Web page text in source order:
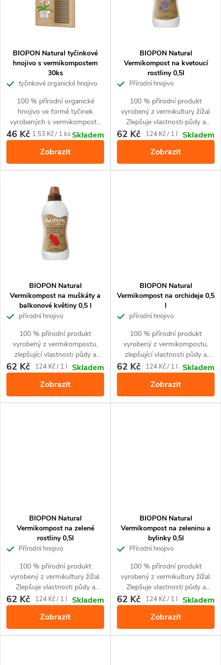
p
o
u
k
p
r
d
u
k
BIOPON Natural tyčinkové
hnojivo s vermikompostem
30ks
tyčinkové organické hnojivo
100 % přírodní organické
hnojivo ve formě tyčinek
vyrobených s vermikompostu
pro všechny typy domácích a
balkonových rostlin. Pro
optimální růst a zdravý krásný
vzhled. Jednoduché a pohodlné
hnojení.
46 Kč Měrná
1,53 Kč / 1 ksSkladem
Zobrazit
BIOPON Natural
Vermikompost na kvetoucí
rostliny 0,5l
Přírodní hnojivo
100 % přírodní produkt
vyrobený z vermikultury žížal.
Zlepšuje vlastnosti půdy a
obohacuje půdu o živiny.
Zajišťuje krásný vzhled
kvetoucích rostlin. Pro všechny
druhy okrasných kvetoucích
rostlin.
62 Kč
Měrná
124 Kč / 1 l
Skladem
Zobrazit
BIOPON Natural
Vermikompost na muškáty a
balkonové květiny 0,5 l
přírodní hnojivo
100 % přírodní produkt
vyrobený z vermikompostu,
zlepšující vlastnosti půdy a
obohacující půdu o živiny.
Zajišťuje krásnou barvu květů.
Je určený pro použití při
pěstování všech druhů
muškátů a jiných balkonových
62 Kč
Měrná
124 Kč / 1 l
Skladem
Zobrazit
BIOPON Natural
Vermikompost na orchideje 0,5
l
přírodní hnojivo
100 % přírodní produkt
vyrobený z vermikompostu,
zlepšující vlastnosti půdy a
obohacující půdu o živiny,
Zajišťuje kvetení několikrát do
roka a krásnou barvu květů. Pro
všechny druhy orchidejí.
62 Kč
Měrná
124 Kč / 1 l
Skladem
Zobrazit
BIOPON Natural
Vermikompost na zelené
rostliny 0,5l
Přírodní hnojivo
100 % přírodní produkt
vyrobený z vermikultury žížal.
Zlepšuje vlastnosti půdy a
obohacuje půdu o živiny.
Zajišťuje optimální růst a
intenzivně zelenou barvu listů.
Pro všechny druhy okrasných
zelených rostlin.
62 Kč
Měrná
124 Kč / 1 l
Skladem
Zobrazit
BIOPON Natural
Vermikompost na zeleninu a
bylinky 0,5l
Přírodní hnojivo
100 % přírodní produkt
vyrobený z vermikultury žížal.
Zlepšuje vlastnosti půdy a
obohacuje půdu o živiny.
Zajišťuje optimální růst a zdravé
a vysoké výnosy. Pro pěstování
zeleniny a bylinek.
62 Kč
Měrná
124 Kč / 1 l
Skladem
Zobrazit